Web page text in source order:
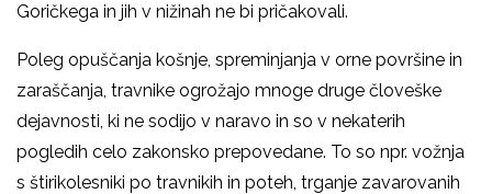
Goričkega in jih v nižinah ne bi pričakovali.
Poleg opuščanja košnje, spreminjanja v orne površine in
zaraščanja, travnike ogrožajo mnoge druge človeške
dejavnosti, ki ne sodijo v naravo in so v nekaterih
pogledih celo zakonsko prepovedane. To so npr. vožnja
s štirikolesniki po travnikih in poteh, trganje zavarovanih